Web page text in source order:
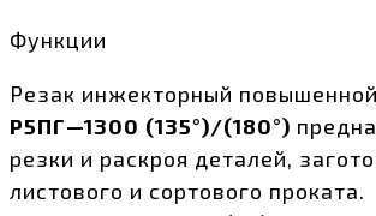
Функции
Резак инжекторный
Р5ПГ—1300 (135°)/(180°)
резки и раскроя деталей,
листового и сортового проката.